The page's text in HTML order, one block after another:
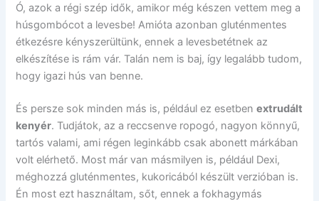
Ó, azok a régi szép idők, amikor még készen vettem meg a
húsgombócot a levesbe! Amióta azonban gluténmentes
étkezésre kényszerültünk, ennek a levesbetétnek az
elkészítése is rám vár. Talán nem is baj, így legalább tudom,
hogy igazi hús van benne.
És persze sok minden más is, például ez esetbenextrudált
kenyér. Tudjátok, az a reccsenve ropogó, nagyon könnyű,
tartós valami, ami régen leginkább csak abonett márkában
volt elérhető. Most már van másmilyen is, például Dexi,
méghozzá gluténmentes, kukoricából készült verzióban is.
Én most ezt használtam, sőt, ennek a fokhagymás